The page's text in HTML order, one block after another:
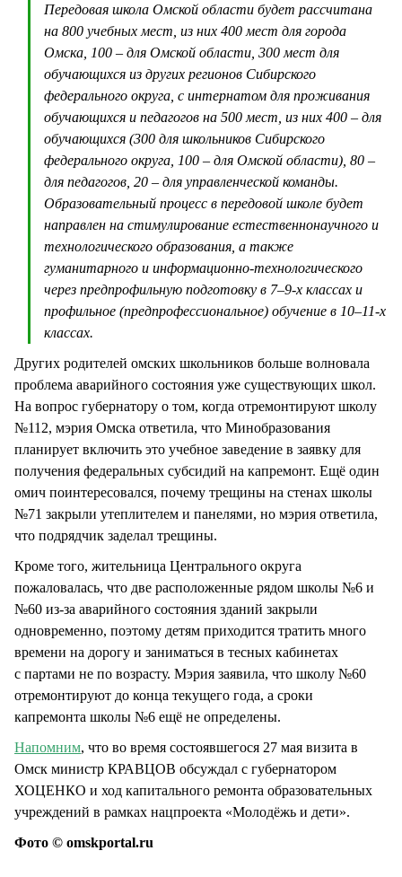
Передовая школа Омской области будет рассчитана
на 800 учебных мест, из них 400 мест для города
Омска, 100 – для Омской области, 300 мест для
обучающихся из других регионов Сибирского
федерального округа, с интернатом для проживания
обучающихся и педагогов на 500 мест, из них 400 – для
обучающихся (300 для школьников Сибирского
федерального округа, 100 – для Омской области), 80 –
для педагогов, 20 – для управленческой команды.
Образовательный процесс в передовой школе будет
направлен на стимулирование естественнонаучного и
технологического образования, а также
гуманитарного и информационно-технологического
через предпрофильную подготовку в 7–9-х классах и
профильное (предпрофессиональное) обучение в 10–11-х
классах.
Других родителей омских школьников больше волновала
проблема аварийного состояния уже существующих школ.
На вопрос губернатору о том, когда отремонтируют школу
№112, мэрия Омска ответила, что Минобразования
планирует включить это учебное заведение в заявку для
получения федеральных субсидий на капремонт. Ещё один
омич поинтересовался, почему трещины на стенах школы
№71 закрыли утеплителем и панелями, но мэрия ответила,
что подрядчик заделал трещины.
Кроме того, жительница Центрального округа
пожаловалась, что две расположенные рядом школы №6 и
№60 из-за аварийного состояния зданий закрыли
одновременно, поэтому детям приходится тратить много
времени на дорогу и заниматься в тесных кабинетах
с партами не по возрасту. Мэрия заявила, что школу №60
отремонтируют до конца текущего года, а сроки
капремонта школы №6 ещё не определены.
Напомним, что во время состоявшегося 27 мая визита в
Омск министр КРАВЦОВ обсуждал с губернатором
ХОЦЕНКО и ход капитального ремонта образовательных
учреждений в рамках нацпроекта «Молодёжь и дети».
Фото © omskportal.ru